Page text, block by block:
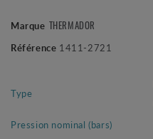
Marque THERMADOR
Référence 1411-2721
Type
Pression nominal (bars)